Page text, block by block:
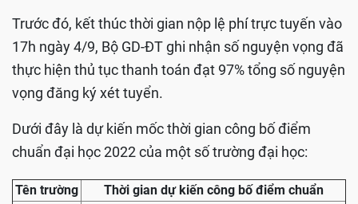
Trước đó, kết thúc thời gian nộp lệ phí trực tuyến vào
17h ngày 4/9, Bộ GD-ĐT ghi nhận số nguyện vọng đã
thực hiện thủ tục thanh toán đạt 97% tổng số nguyện
vọng đăng ký xét tuyển.
Dưới đây là dự kiến mốc thời gian công bố điểm
chuẩn đại học 2022 của một số trường đại học:
Tên trường Thời gian dự kiến công bố điểm chuẩn